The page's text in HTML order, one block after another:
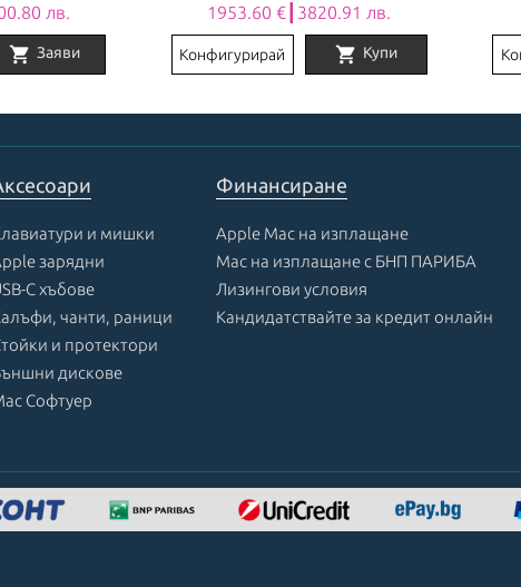
лв.
shopping_cart Заяви
1953.60 €┃3820.91 лв.
Конфигурирай shopping_cart Купи
и мишки
зарядни
C хъбове
чанти, раници
и протектори
дискове
Софтуер
Финансиране
Apple Mac на изплащане
Mac на изплащане с БНП ПАРИБА
Лизингови условия
Кандидатствайте за кредит онлайн